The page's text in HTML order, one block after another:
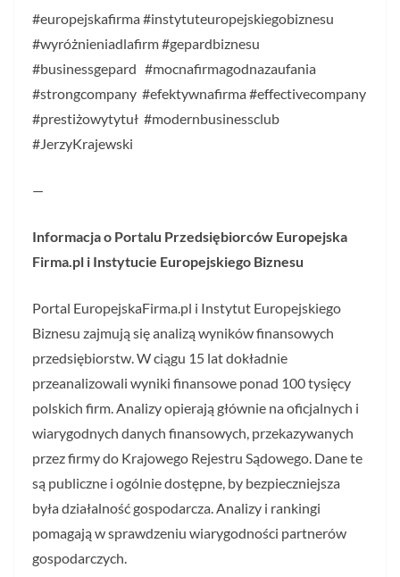
#europejskafirma #instytuteuropejskiegobiznesu
#wyróżnieniadlafirm #gepardbiznesu
#businessgepard #mocnafirmagodnazaufania
#strongcompany #efektywnafirma #effectivecompany
#prestiżowytytuł #modernbusinessclub
#JerzyKrajewski
—
Informacja o Portalu Przedsiębiorców Europejska
Firma.pl i Instytucie Europejskiego Biznesu
Portal EuropejskaFirma.pl i Instytut Europejskiego
Biznesu zajmują się analizą wyników finansowych
przedsiębiorstw. W ciągu 15 lat dokładnie
przeanalizowali wyniki finansowe ponad 100 tysięcy
polskich firm. Analizy opierają głównie na oficjalnych i
wiarygodnych danych finansowych, przekazywanych
przez firmy do Krajowego Rejestru Sądowego. Dane te
są publiczne i ogólnie dostępne, by bezpieczniejsza
była działalność gospodarcza. Analizy i rankingi
pomagają w sprawdzeniu wiarygodności partnerów
gospodarczych.